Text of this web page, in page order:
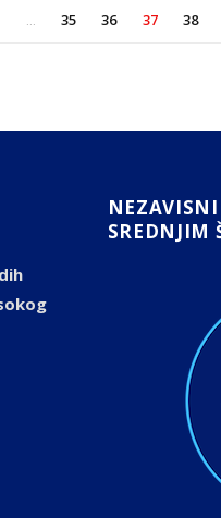
… 35 36 37 38
SREDNJIM